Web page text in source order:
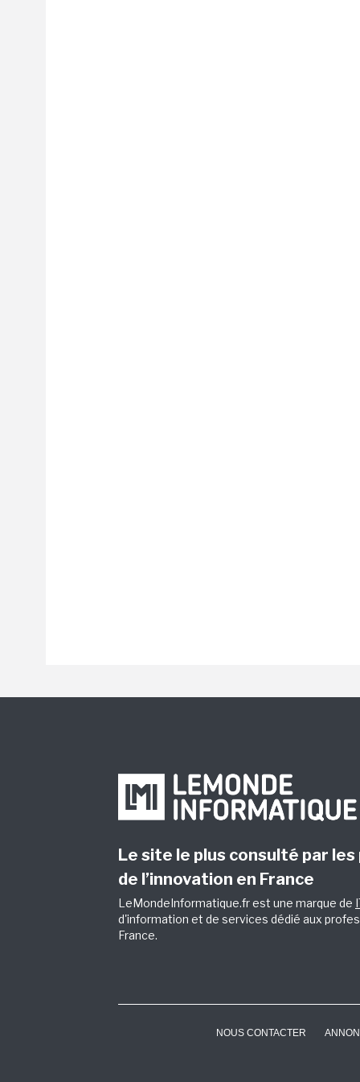
Le site le plus consulté par
de l’innovation en France
LeMondeInformatique.fr est une marque de
d'information et de services dédié aux
France.
NOUS CONTACTER